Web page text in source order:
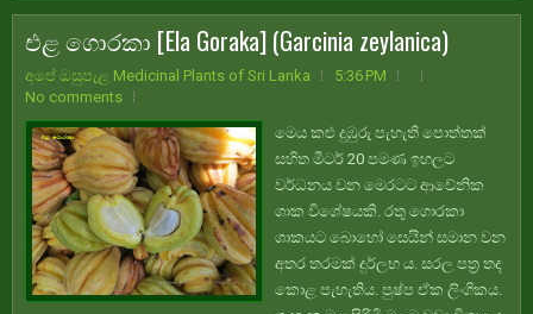
එළ ගොරකා [Ela Goraka] (Garcinia zeylanica)
අපේ ඔසුපැළ Medicinal Plants of Sri Lanka
5:36 PM
No comments
මෙය කළු දුඹුරු පැහැති පොත්තක්
සහිත මීටර් 20 පමණ ඉහලට
වර්ධනය වන මෙරටට ආවේනික
ශාක විශේෂයකි. රතු ගොරකා
ශාකයට බොහෝ සෙයින් සමාන වන
අතර තරමක් දුර්ලභ ය. සරල පත්‍ර තද
කොළ පැහැතිය. පුෂ්ප ඒක ලිංගිකය.